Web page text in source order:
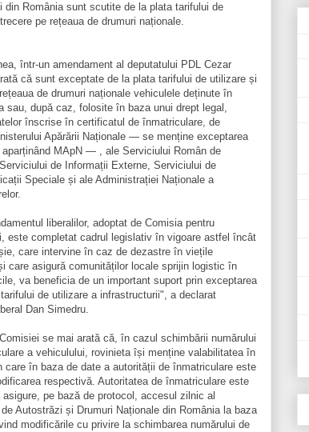
din România sunt scutite de la plata tarifului de
pe rețeaua de drumuri naționale.
într-un amendament al deputatului PDL Cezar
că sunt exceptate de la plata tarifului de utilizare și
de drumuri naționale vehiculele deținute în
sau, după caz, folosite în baza unui drept legal,
înscrise în certificatul de înmatriculare, de
Apărării Naționale — se menține exceptarea
aparținând MApN — , ale Serviciului Român de
de Informații Externe, Serviciului de
Speciale și ale Administrației Naționale a
liberalilor, adoptat de Comisia pentru
este completat cadrul legislativ în vigoare astfel încât
care intervine în caz de dezastre în viețile
care asigură comunităților locale sprijin logistic în
va beneficia de un important suport prin exceptarea
de utilizare a infrastructurii", a declarat
Dan Simedru.
Comisiei se mai arată că, în cazul schimbării numărului
a vehiculului, rovinieta își menține valabilitatea în
care în baza de date a autorității de înmatriculare este
respectivă. Autoritatea de înmatriculare este
asigure, pe bază de protocol, accesul zilnic al
Autostrăzi și Drumuri Naționale din România la baza
modificările cu privire la schimbarea numărului de